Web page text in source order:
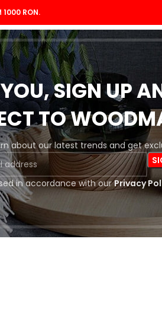
SIGN UP
TO
about our latest trends and get
in accordance with ourPrivacy
1000 RON.
Se
Pregătirea este